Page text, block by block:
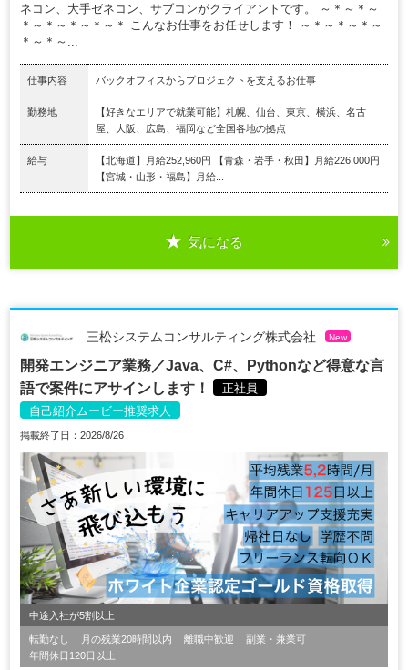
ネコン、大手ゼネコン、サブコンがクライアントです。 ～＊～＊～
＊～＊～＊～＊～＊ こんなお仕事をお任せします！ ～＊～＊～＊～
＊～＊～...
仕事内容 バックオフィスからプロジェクトを支えるお仕事
勤務地
【好きなエリアで就業可能】札幌、仙台、東京、横浜、名古
屋、大阪、広島、福岡など全国各地の拠点
給与
【北海道】月給252,960円 【青森・岩手・秋田】月給226,000円
【宮城・山形・福島】月給...
気になる
三松システムコンサルティング株式会社 New
開発エンジニア業務／Java、C#、Pythonなど得意な言
語で案件にアサインします！
正社員
自己紹介ムービー推奨求人
掲載終了日：2026/8/26
中途入社が5割以上
転勤なし 月の残業20時間以内 離職中歓迎
副業・兼業可
年間休日120日以上